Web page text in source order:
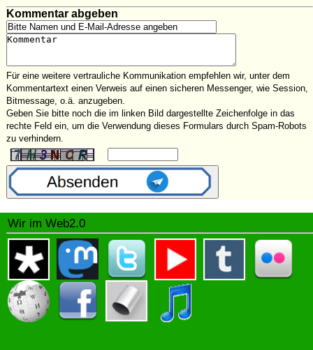
Kommentar abgeben
Für eine weitere vertrauliche Kommunikation empfehlen wir, unter dem
Kommentartext einen Verweis auf einen sicheren Messenger, wie Session,
Bitmessage, o.ä. anzugeben.
Geben Sie bitte noch die im linken Bild dargestellte Zeichenfolge in das
rechte Feld ein, um die Verwendung dieses Formulars durch Spam-Robots
zu verhindern.
Wir im Web2.0